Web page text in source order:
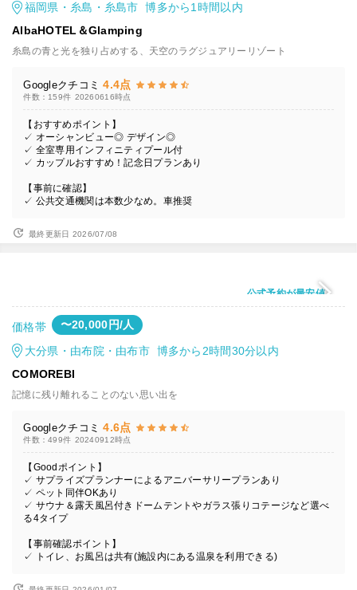
福岡県・糸島・糸島市 博多から1時間以内
AlbaHOTEL＆Glamping
糸島の青と光を独り占めする、天空のラグジュアリーリゾート
Googleクチコミ 4.4点
件数：159件 20260616時点
【おすすめポイント】
✓ オーシャンビュー◎ デザイン◎
✓ 全室専用インフィニティプール付
✓ カップルおすすめ！記念日プランあり
【事前に確認】
✓ 公共交通機関は本数少なめ。車推奨
最終更新日 2026/07/08
公式予約が最安値
価格帯 〜20,000円/人
大分県・由布院・由布市 博多から2時間30分以内
COMOREBI
記憶に残り離れることのない思い出を
Googleクチコミ 4.6点
件数：499件 20240912時点
【Goodポイント】
✓ サプライズプランナーによるアニバーサリープランあり
✓ ペット同伴OKあり
✓ サウナ＆露天風呂付きドームテントやガラス張りコテージなど選べ
る4タイプ
【事前確認ポイント】
✓ トイレ、お風呂は共有(施設内にある温泉を利用できる)